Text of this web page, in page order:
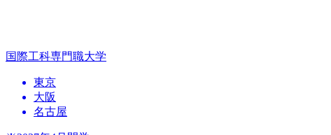
国際工科専門職大学
東京
大阪
名古屋